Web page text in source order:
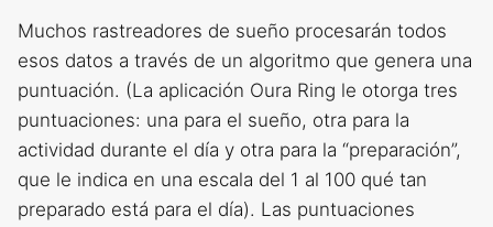
Muchos rastreadores de sueño procesarán todos
esos datos a través de un algoritmo que genera una
puntuación. (La aplicación Oura Ring le otorga tres
puntuaciones: una para el sueño, otra para la
actividad durante el día y otra para la “preparación”,
que le indica en una escala del 1 al 100 qué tan
preparado está para el día). Las puntuaciones